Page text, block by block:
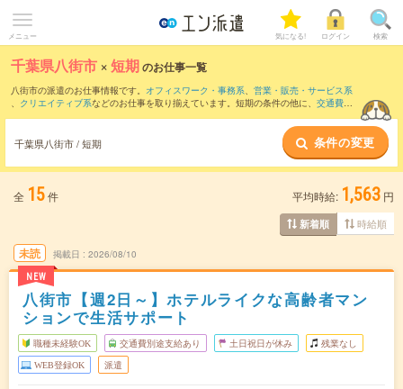
メニュー 気になる! ログイン 検索
千葉県八街市 ×短期のお仕事一覧
八街市の派遣のお仕事情報です。 オフィスワーク・事務系、 営業・販売・サービス系
、 クリエイティブ系などのお仕事を取り揃えています。短期の条件の他に、 交通費別
千葉県八街市 / 短期 条件の変更
全 15件 平均時給: 1,563 円
新着順 時給順
未読
NEW
掲載日 2026/08/10
八街市【週2日～】ホテルライクな高齢者マン
ションで生活サポート
職種未経験OK 交通費別途支給あり 土日祝日が休み 残業なし
WEB登録OK 派遣